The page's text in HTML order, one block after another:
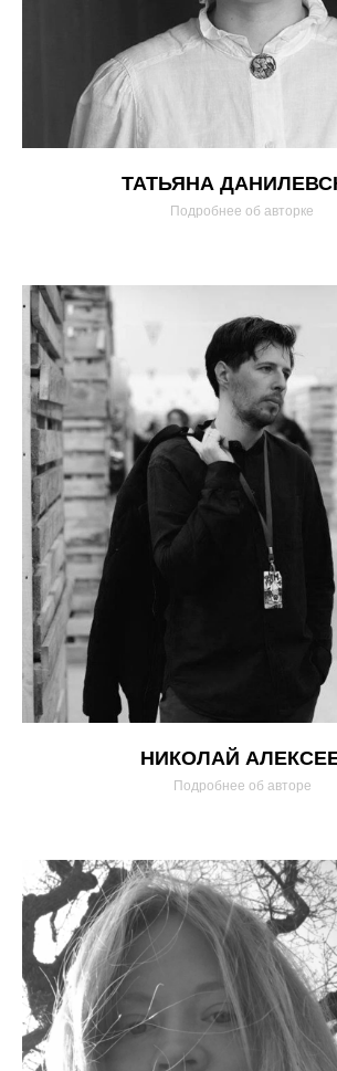
ТАТЬЯНА
Подробнее об авторке
НИКОЛАЙ
Подробнее об авторе